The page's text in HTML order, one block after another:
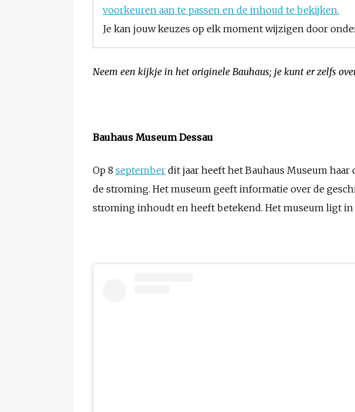
voorkeuren aan te passen en de inhoud te bekijken.
Je kan jouw keuzes op elk moment wijzigen door
Neem een kijkje in het originele Bauhaus; je kunt er zelfs
Bauhaus Museum Dessau
Op 8 september dit jaar heeft het Bauhaus Museum
de stroming. Het museum geeft informatie over de
stroming inhoudt en heeft betekend. Het museum ligt in